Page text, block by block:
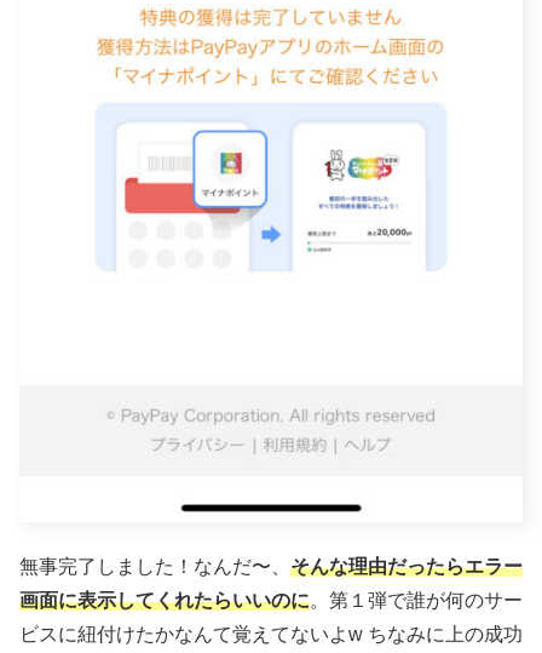
無事完了しました！なんだ〜、 そんな理由だったらエラー
画面に表示してくれたらいいのに。第１弾で誰が何のサー
ビスに紐付けたかなんて覚えてないよw ちなみに上の成功